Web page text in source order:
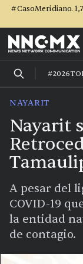
#CasoMeridiano.
NAYARIT
Nayarit
A pesar del
COVID-19
la entidad
de contagio.